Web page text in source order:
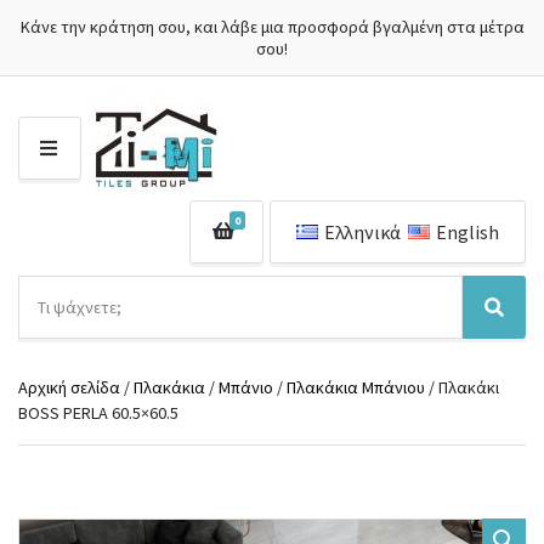
Κάνε την κράτηση σου, και λάβε μια προσφορά βγαλμένη στα μέτρα
σου!
Μ
Ε
ν
μ
α
κ
γ
α
ή
τ
ρ
Α
ν
ζ
τ
0 Ελληνικά English
Αρχική σελίδα /Πλακάκια /Μπάνιο /Πλακάκια Μπάνιου / Πλακάκι
BOSS PERLA 60.5×60.5